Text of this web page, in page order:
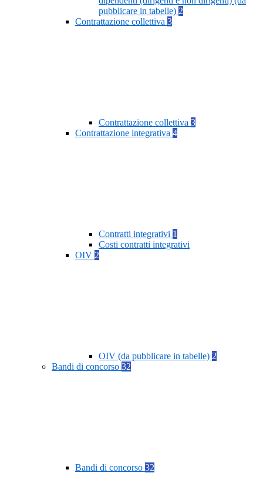
pubblicare in tabelle) 2
Contrattazione collettiva 3
Contrattazione collettiva 3
Contrattazione integrativa 4
Contratti integrativi 1
Costi contratti integrativi
OIV 2
OIV (da pubblicare in tabelle) 2
Bandi di concorso 32
Bandi di concorso 32